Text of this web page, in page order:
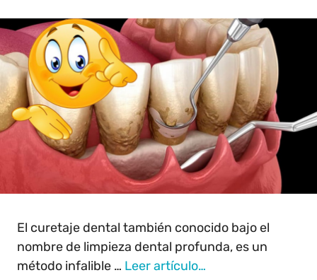
El curetaje dental también conocido bajo el
nombre de limpieza dental profunda, es un
método infalible … Leer artículo…